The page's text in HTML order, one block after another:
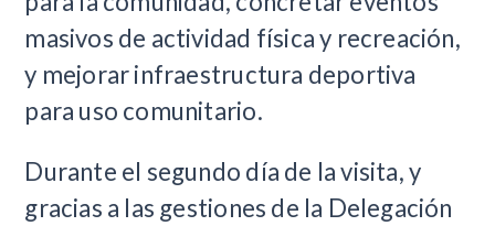
masivos de actividad física y recreación,
y mejorar infraestructura deportiva
para uso comunitario.
Durante el segundo día de la visita, y
gracias a las gestiones de la Delegación